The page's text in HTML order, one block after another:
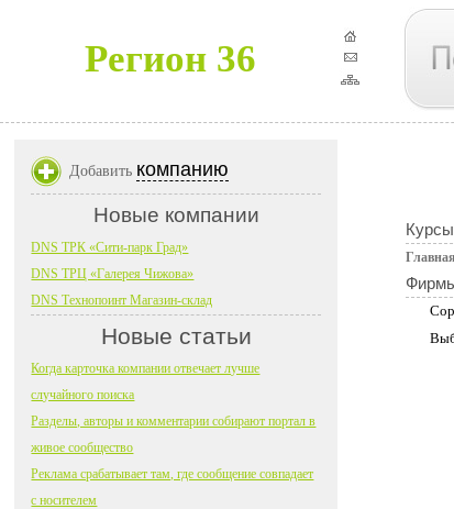
Регион 36
Добавить компанию
Новые компании
DNS ТРК «Сити-парк Град»
DNS ТРЦ «Галерея Чижова»
DNS Технопоинт Магазин-склад
Новые статьи
Когда карточка компании отвечает лучше
случайного поиска
Разделы, авторы и комментарии собирают портал в
живое сообщество
Реклама срабатывает там, где сообщение совпадает
с носителем